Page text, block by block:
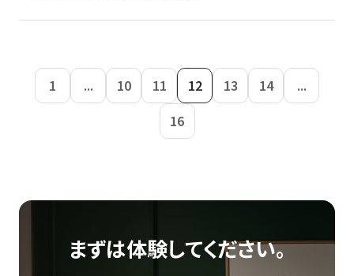
1 ... 10 11 12 13 14
...
16
まずは体験してください。